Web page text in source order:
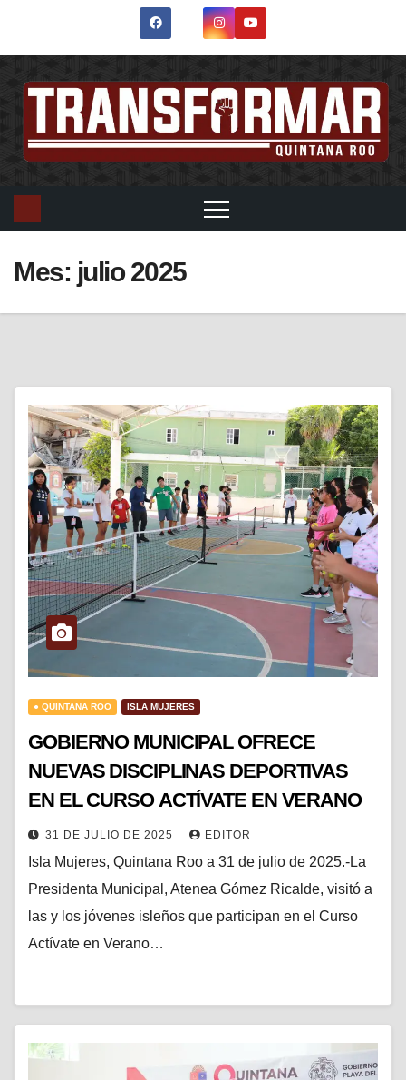
Mes: julio 2025
● QUINTANA ROO ISLA MUJERES
GOBIERNO MUNICIPAL OFRECE
NUEVAS DISCIPLINAS DEPORTIVAS
EN EL CURSO ACTÍVATE EN VERANO
31 DE JULIO DE 2025 EDITOR
Isla Mujeres, Quintana Roo a 31 de julio de 2025.-La
Presidenta Municipal, Atenea Gómez Ricalde, visitó a
las y los jóvenes isleños que participan en el Curso
Actívate en Verano…